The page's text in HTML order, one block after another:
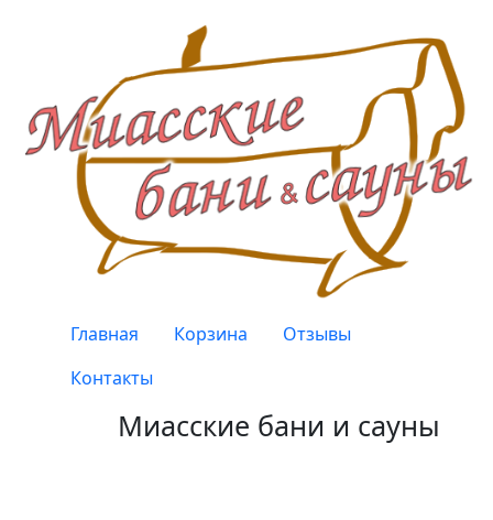
Верхнее меню
Главная Корзина
Отзывы
Контакты
Миасские бани и сауны